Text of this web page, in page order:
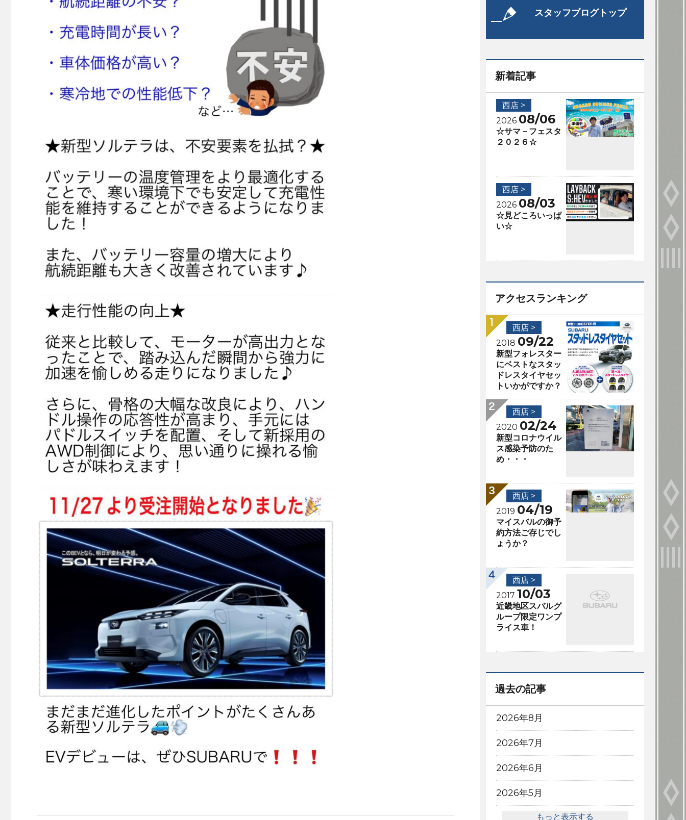
スタッフブログトップ
新着記事
西店 >
2026 08/06
☆サマ－フェスタ
２０２６☆
西店 >
2026 08/03
☆見どころいっぱ
い☆
アクセスランキング
西店 >
2018 09/22
新型フォレスター
にベストなスタッ
ドレスタイヤセッ
トいかがですか？
西店 >
2020 02/24
新型コロナウイル
ス感染予防のた
め・・・
西店 >
2019 04/19
マイスバルの御予
約方法ご存じでし
ょうか？
西店 >
2017 10/03
近畿地区スバルグ
ループ限定ワンプ
ライス車！
過去の記事
2026年8月
2026年7月
2026年6月
2026年5月
もっと表示する